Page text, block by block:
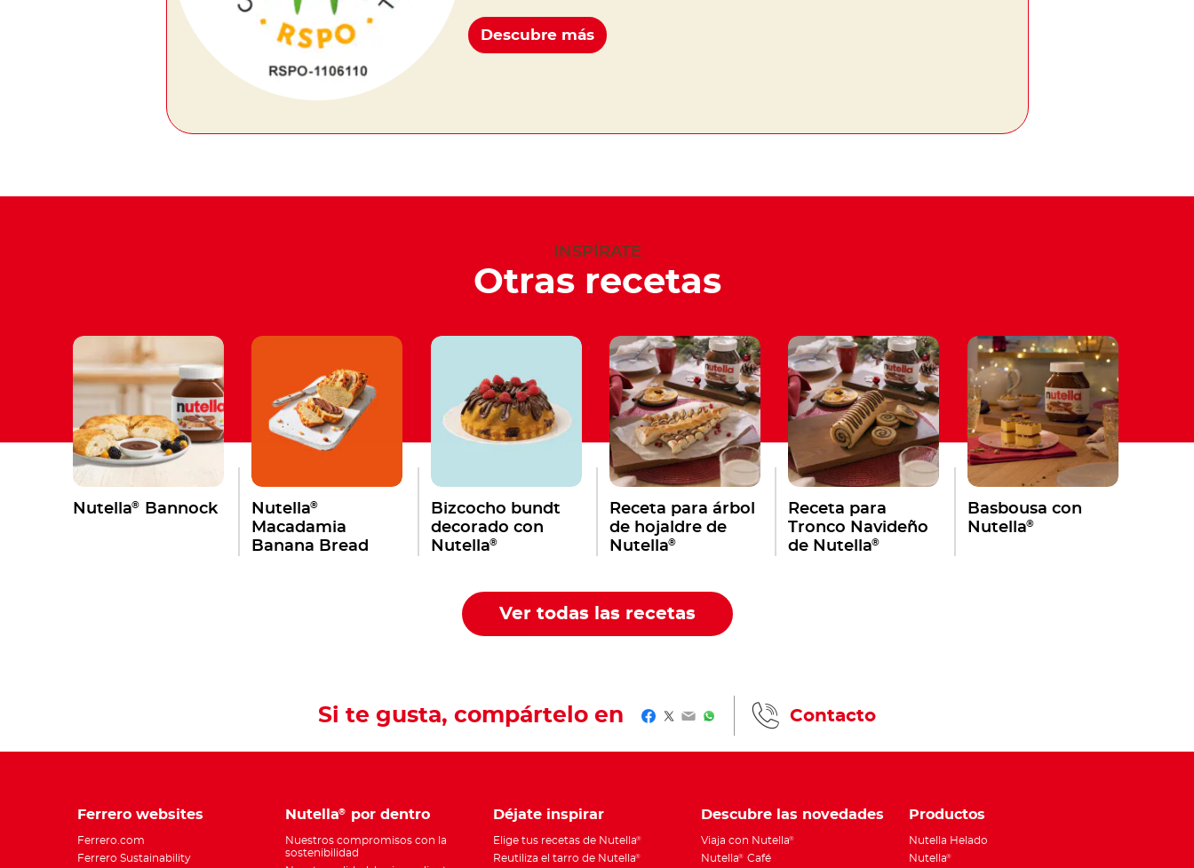
Descubre más
INSPÍRATE
Otras recetas
Nutella® Bannock Nutella®
Macadamia
Banana Bread
Bizcocho bundt
decorado con
Nutella®
Receta para árbol
de hojaldre de
Nutella®
Receta para
Tronco Navideño
de Nutella®
Basbousa con
Nutella®
Ver todas las recetas
Si te gusta, compártelo en Facebook
Twitter
EmailWhatsApp Contacto
Ferrero websites
Ferrero.com
Ferrero Sustainability
Nutella® por dentro
Nuestros compromisos con la
sostenibilidad
Déjate inspirar
Elige tus recetas de Nutella®
Reutiliza el tarro de Nutella®
Descubre las novedades
Viaja con Nutella®
Nutella® Café
Productos
Nutella Helado
Nutella®